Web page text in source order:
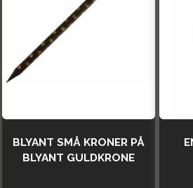
BLYANT SMÅ KRONER PÅ
BLYANT GULDKRONE